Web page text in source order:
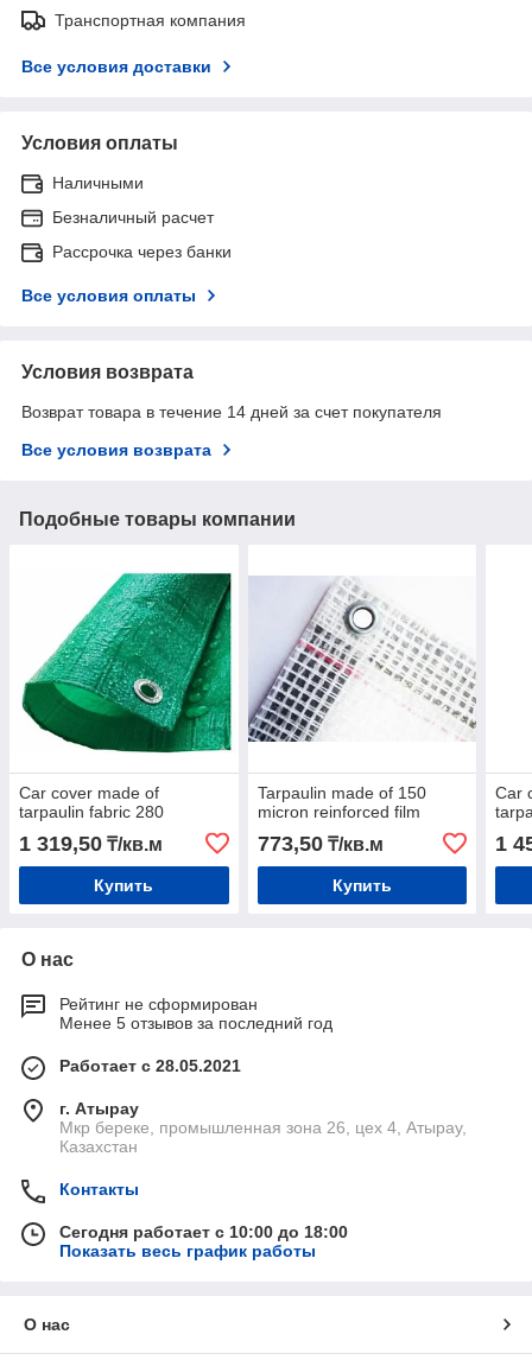
Транспортная компания
Все условия доставки
Условия оплаты
Наличными
Безналичный расчет
Рассрочка через банки
Все условия оплаты
Условия возврата
Возврат товара в течение 14 дней за счет покупателя
Все условия возврата
Подобные товары компании
Car cover made of
tarpaulin fabric 280
1 319,50 ₸/кв.м
Купить
Tarpaulin made of 150
micron reinforced film
773,50₸/кв.м
Купить
Car
1
О нас
Рейтинг не сформирован
Менее 5 отзывов за последний год
Работает с 28.05.2021
г. Атырау
Мкр береке, промышленная зона 26, цех 4, Атырау,
Казахстан
Контакты
Сегодня работает с 10:00 до 18:00
Показать весь график работы
О нас